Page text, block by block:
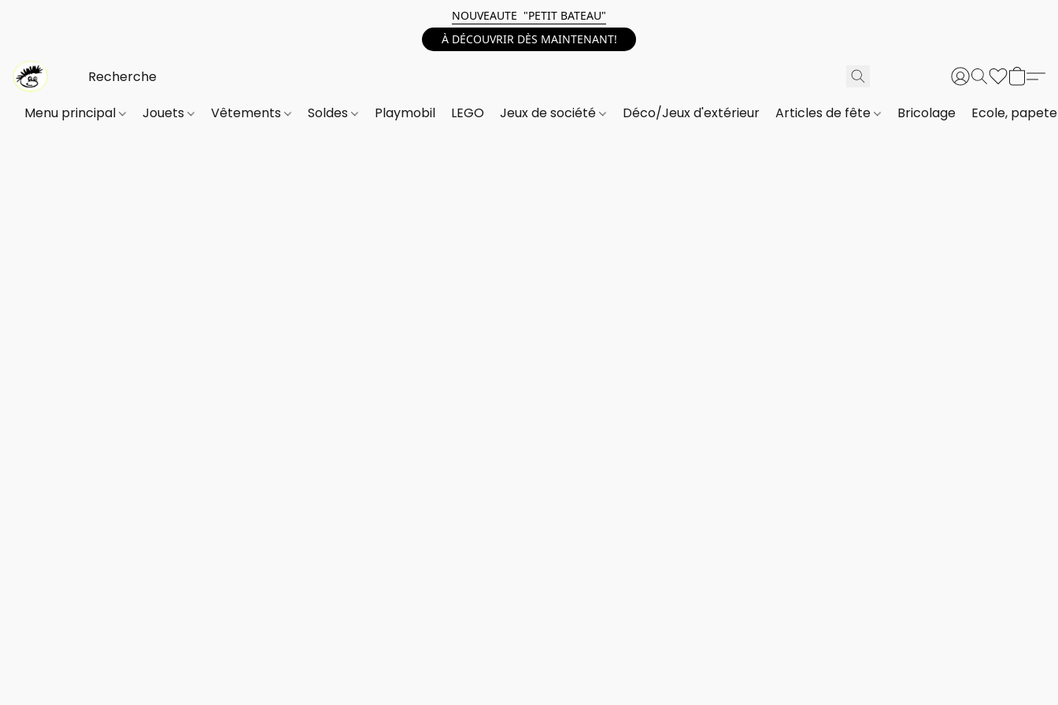
NOUVEAUTE "PETIT BATEAU"
À DÉCOUVRIR DÈS MAINTENANT!
Menu principal Jouets Vêtements Soldes Playmobil LEGO Jeux de société Déco/Jeux d'extérieur Articles de fête Bricolage Ecole,